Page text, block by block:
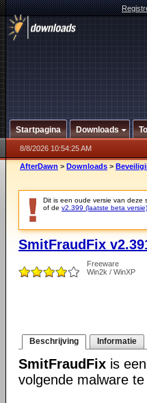
Startpagina Downloads
8/8/2026 10:54:25 AM
AfterDawn > Downloads >
Dit is een oude versie van deze
of de v2.399 (laatste beta versie)
SmitFraudFix
Freeware
Win2k / WinXP
Beschrijving Informatie
SmitFraudFix is
volgende malware